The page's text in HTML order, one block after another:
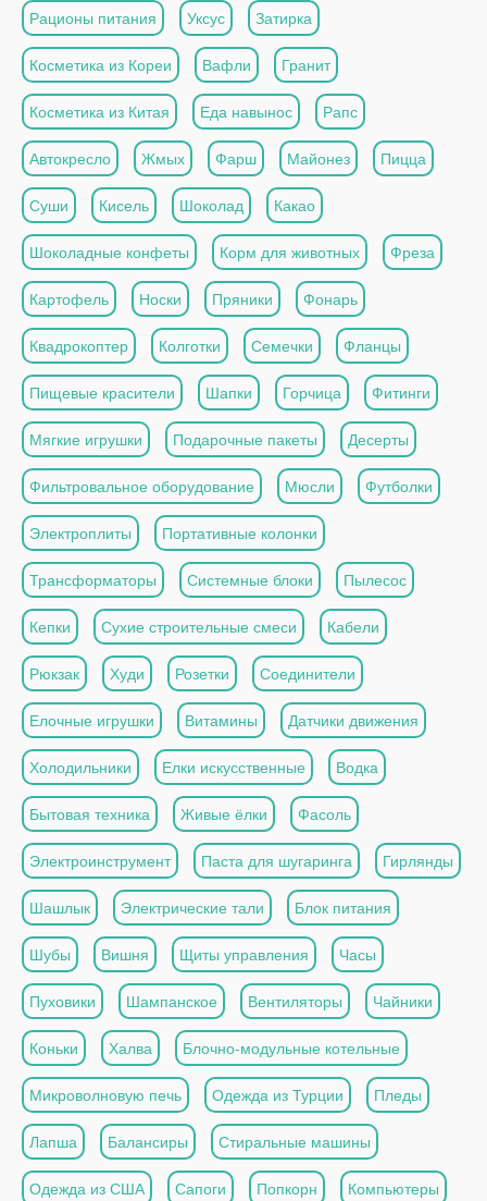
Рационы питания Уксус Затирка
Косметика из Кореи Вафли Гранит
Косметика из Китая Еда навынос Рапс
Автокресло Жмых Фарш Майонез Пицца
Суши Кисель Шоколад Какао
Шоколадные конфеты Корм для животных Фреза
Картофель Носки Пряники Фонарь
Квадрокоптер Колготки Семечки Фланцы
Пищевые красители Шапки Горчица Фитинги
Мягкие игрушки Подарочные пакеты Десерты
Фильтровальное оборудование Мюсли Футболки
Электроплиты Портативные колонки
Трансформаторы Системные блоки Пылесос
Кепки Сухие строительные смеси Кабели
Рюкзак Худи Розетки Соединители
Елочные игрушки Витамины Датчики движения
Холодильники Елки искусственные Водка
Бытовая техника Живые ёлки Фасоль
Электроинструмент Паста для шугаринга Гирлянды
Шашлык Электрические тали Блок питания
Шубы Вишня Щиты управления Часы
Пуховики Шампанское Вентиляторы Чайники
Коньки Халва Блочно-модульные котельные
Микроволновую печь Одежда из Турции Пледы
Лапша Балансиры Стиральные машины
Одежда из США Сапоги Попкорн Компьютеры